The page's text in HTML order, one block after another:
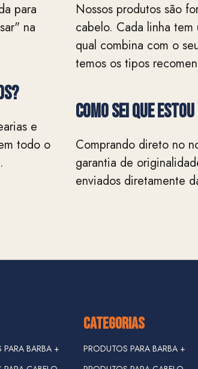
para
na
e
todo o
Nossos produtos são
cabelo. Cada linha
qual combina com o
temos os tipos
Como sei que
Comprando direto no
garantia de
enviados diretamente
PARA BARBA +
CATEGORIAS
PRODUTOS PARA BARBA +